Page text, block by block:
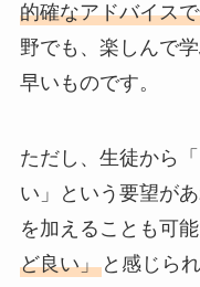
的確なアドバイス
野でも、楽しんで
早いものです。
ただし、生徒から
い」という要望が
を加えることも可
ど良い」と感じら